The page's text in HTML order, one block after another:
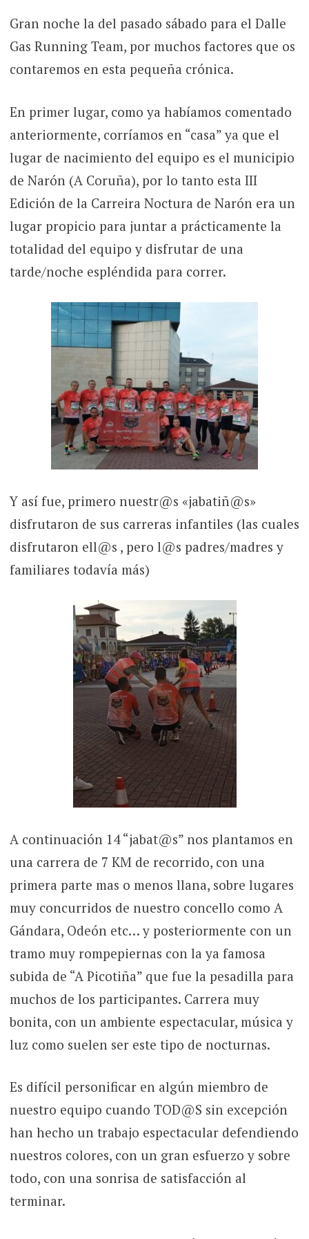
Gran noche la del pasado sábado para el Dalle
Gas Running Team, por muchos factores que os
contaremos en esta pequeña crónica.
En primer lugar, como ya habíamos comentado
anteriormente, corríamos en “casa” ya que el
lugar de nacimiento del equipo es el municipio
de Narón (A Coruña), por lo tanto esta III
Edición de la Carreira Noctura de Narón era un
lugar propicio para juntar a prácticamente la
totalidad del equipo y disfrutar de una
tarde/noche espléndida para correr.
Y así fue, primero nuestr@s «jabatiñ@s»
disfrutaron de sus carreras infantiles (las cuales
disfrutaron ell@s , pero l@s padres/madres y
familiares todavía más)
A continuación 14 “jabat@s” nos plantamos en
una carrera de 7 KM de recorrido, con una
primera parte mas o menos llana, sobre lugares
muy concurridos de nuestro concello como A
Gándara, Odeón etc… y posteriormente con un
tramo muy rompepiernas con la ya famosa
subida de “A Picotiña” que fue la pesadilla para
muchos de los participantes. Carrera muy
bonita, con un ambiente espectacular, música y
luz como suelen ser este tipo de nocturnas.
Es difícil personificar en algún miembro de
nuestro equipo cuando TOD@S sin excepción
han hecho un trabajo espectacular defendiendo
nuestros colores, con un gran esfuerzo y sobre
todo, con una sonrisa de satisfacción al
terminar.